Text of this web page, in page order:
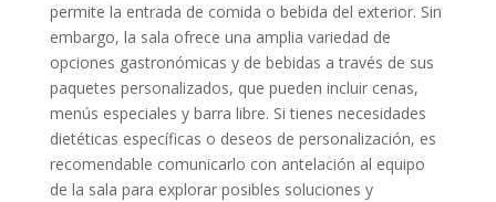
permite la entrada de comida o bebida del exterior. Sin
embargo, la sala ofrece una amplia variedad de
opciones gastronómicas y de bebidas a través de sus
paquetes personalizados, que pueden incluir cenas,
menús especiales y barra libre. Si tienes necesidades
dietéticas específicas o deseos de personalización, es
recomendable comunicarlo con antelación al equipo
de la sala para explorar posibles soluciones y